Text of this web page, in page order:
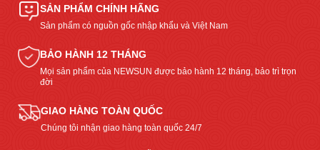
SẢN PHẨM CHÍNH HÃNG
Sản phẩm có nguồn gốc nhập khẩu và Việt Nam
BẢO HÀNH 12 THÁNG
Mọi sản phẩm của NEWSUN được bảo hành 12 tháng, bảo trì trọn
đời
GIAO HÀNG TOÀN QUỐC
Chúng tôi nhận giao hàng toàn quốc 24/7